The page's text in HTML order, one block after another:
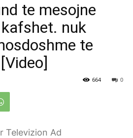
te mesojne
nuk
te
0
664
Televizion Ad